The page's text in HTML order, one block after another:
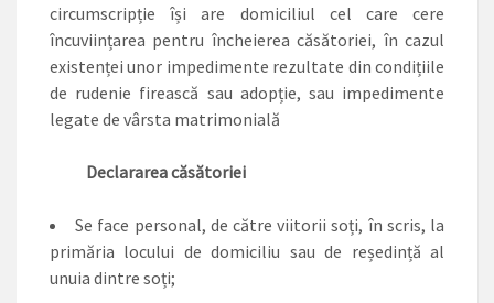
circumscripție își are domiciliul cel care cere
încuviințarea pentru încheierea căsătoriei, în cazul
existenței unor impedimente rezultate din condițiile
de rudenie firească sau adopție, sau impedimente
legate de vârsta matrimonială
Declararea căsătoriei
Se face personal, de către viitorii soți, în scris, la
primăria locului de domiciliu sau de reședință al
unuia dintre soți;